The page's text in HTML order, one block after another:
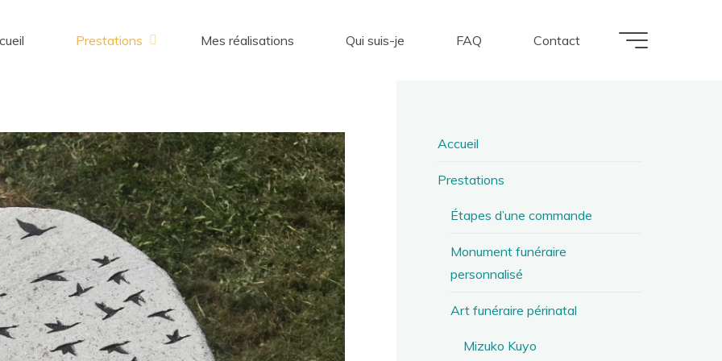
Prestations Mes réalisations Qui suis-je FAQ Contact
Accueil
Prestations
Étapes d’une commande
Monument funéraire
personnalisé
Art funéraire périnatal
Mizuko Kuyo